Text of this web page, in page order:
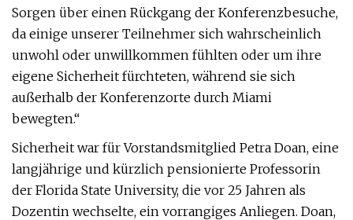
Sorgen über einen Rückgang der Konferenzbesuche,
da einige unserer Teilnehmer sich wahrscheinlich
unwohl oder unwillkommen fühlten oder um ihre
eigene Sicherheit fürchteten, während sie sich
außerhalb der Konferenzorte durch Miami
bewegten.“
Sicherheit war für Vorstandsmitglied Petra Doan, eine
langjährige und kürzlich pensionierte Professorin
der Florida State University, die vor 25 Jahren als
Dozentin wechselte, ein vorrangiges Anliegen. Doan,